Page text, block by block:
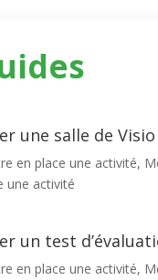
une salle de Visio
en place une activité,
une activité
un test
en place une activité,